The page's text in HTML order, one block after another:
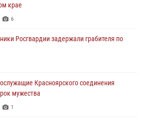
крае
6
Росгвардии задержали грабителя по
Красноярского соединения
мужества
1